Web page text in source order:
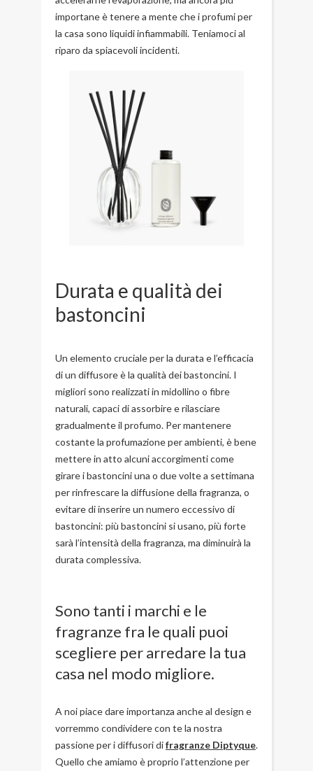
importane è tenere a mente che i profumi per
la casa sono liquidi infiammabili. Teniamoci al
riparo da spiacevoli incidenti.
Durata e qualità dei
bastoncini
Un elemento cruciale per la durata e l’efficacia
di un diffusore è la qualità dei bastoncini. I
migliori sono realizzati in midollino o fibre
naturali, capaci di assorbire e rilasciare
gradualmente il profumo. Per mantenere
costante la profumazione per ambienti, è bene
mettere in atto alcuni accorgimenti come
girare i bastoncini una o due volte a settimana
per rinfrescare la diffusione della fragranza, o
evitare di inserire un numero eccessivo di
bastoncini: più bastoncini si usano, più forte
sarà l’intensità della fragranza, ma diminuirà la
durata complessiva.
Sono tanti i marchi e le
fragranze fra le quali puoi
scegliere per arredare la tua
casa nel modo migliore.
A noi piace dare importanza anche al design e
vorremmo condividere con te la nostra
passione per i diffusori difragranze Diptyque.
Quello che amiamo è proprio l’attenzione per